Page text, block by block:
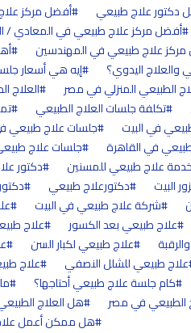
دكتور علاج طبيعي
أفضل مركز
أفضل مركز علاج طبيعي في المعادي /
علاج طبيعي في المهندسين
والعلاج اليدوي؟
إيه هي أسعار
الطبيعي المنزلي في مصر
العلاج
تكلفة جلسات العلاج الطبيعي
في البيت
جلسات علاج طبيعي
في القاهرة
جلسات علاج
علاج طبيعي للمسنين
دكتور
البيت
دكتورعلاج طبيعي
شركة علاج طبيعي في البيت
علاج طبيعي بعد الكسور
علاج
علاج طبيعي لكبار السن
علاج طبيعي للشلل النصفي
علاج
كام جلسة علاج طبيعي أحتاجها؟
الطبيعي في مصر
هل العلاج
هل ممكن أعمل